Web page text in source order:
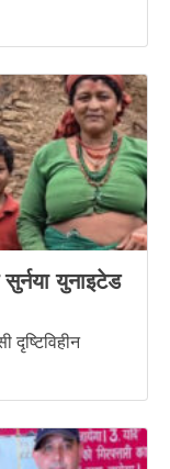
युनाइटेड
दृष्टिविहीन